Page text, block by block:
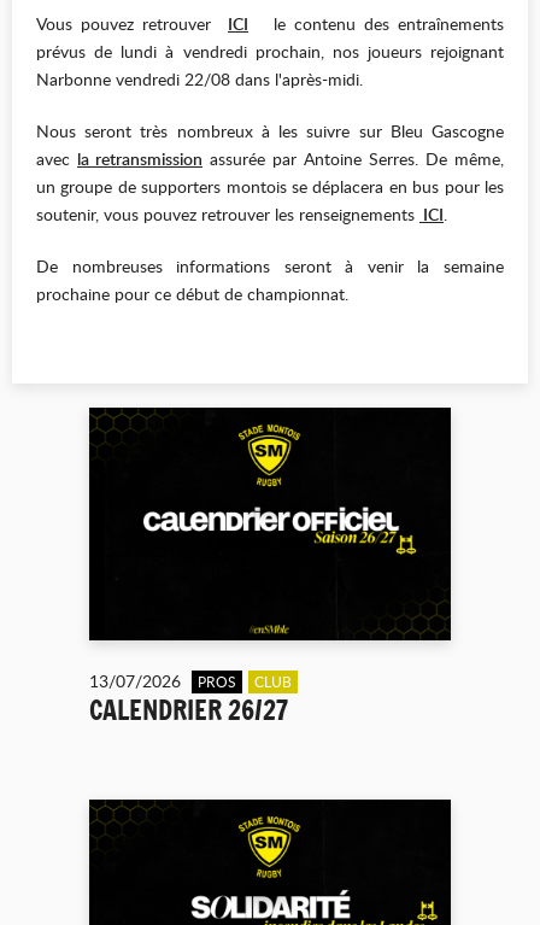
Vous pouvez retrouver ICI le contenu des entraînements
prévus de lundi à vendredi prochain, nos joueurs rejoignant
Narbonne vendredi 22/08 dans l'après-midi.
Nous seront très nombreux à les suivre sur Bleu Gascogne
avec la retransmission assurée par Antoine Serres. De même,
un groupe de supporters montois se déplacera en bus pour les
soutenir, vous pouvez retrouver les renseignements ICI.
De nombreuses informations seront à venir la semaine
prochaine pour ce début de championnat.
13/07/2026 PROS CLUB
CALENDRIER 26/27